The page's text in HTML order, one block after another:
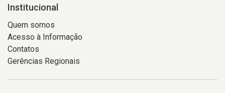
Institucional
Quem somos
Acesso à Informação
Contatos
Gerências Regionais